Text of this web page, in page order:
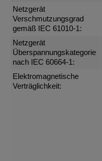
Netzgerät
Verschmutzungsgrad
gemäß IEC 61010-1:
Netzgerät
Überspannungskategorie
nach IEC 60664-1:
Elektromagnetische
Verträglichkeit: